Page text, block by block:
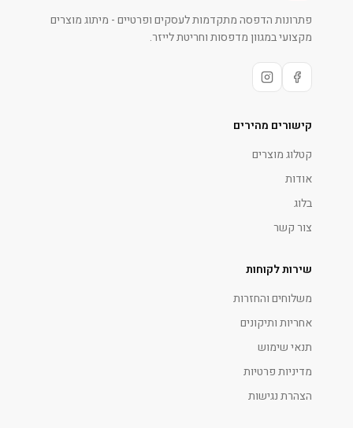
פתרונות הדפסה מתקדמות לעסקים ופרטיים - מיתוג מוצרים
מקצועי במגוון מדפסות וחריטת לייזר.
קישורים מהירים
קטלוג מוצרים
אודות
בלוג
צור קשר
שירות לקוחות
משלוחים והחזרות
אחריות ותיקונים
תנאי שימוש
מדיניות פרטיות
הצהרת נגישות